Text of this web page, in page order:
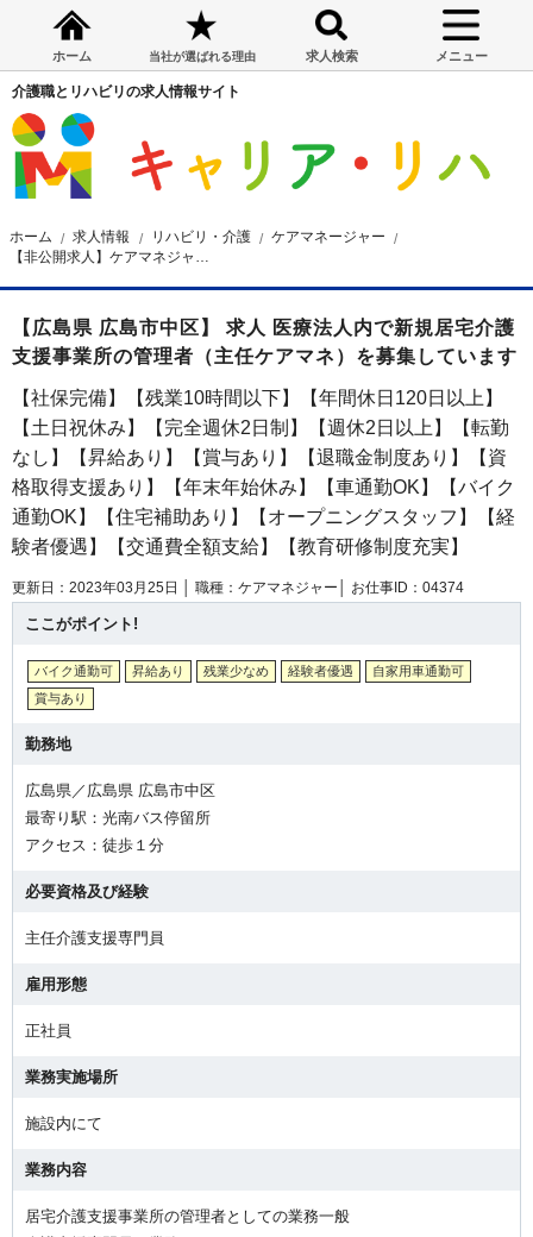
ホーム 当社が選ばれる理由 求人検索 メニュー
介護職とリハビリの求人情報サイト
ホーム 求人情報 リハビリ・介護
ケアマネージャー
【広島県 広島市中区】 求人 医療法人内で新規居宅介護
支援事業所の管理者（主任ケアマネ）を募集しています
【社保完備】【残業10時間以下】【年間休日120日以上】
【土日祝休み】【完全週休2日制】【週休2日以上】【転勤
なし】【昇給あり】【賞与あり】【退職金制度あり】【資
格取得支援あり】【年末年始休み】【車通勤OK】【バイク
通勤OK】【住宅補助あり】【オープニングスタッフ】【経
験者優遇】【交通費全額支給】【教育研修制度充実】
更新日：2023年03月25日 │ 職種：ケアマネジャー│ お仕事ID：04374
ここがポイント!
バイク通勤可 昇給あり 残業少なめ 経験者優遇
自家用車通勤可
賞与あり
勤務地
広島県／広島県 広島市中区
最寄り駅：光南バス停留所
アクセス：徒歩１分
必要資格及び経験
主任介護支援専門員
雇用形態
正社員
業務実施場所
施設内にて
業務内容
居宅介護支援事業所の管理者としての業務一般